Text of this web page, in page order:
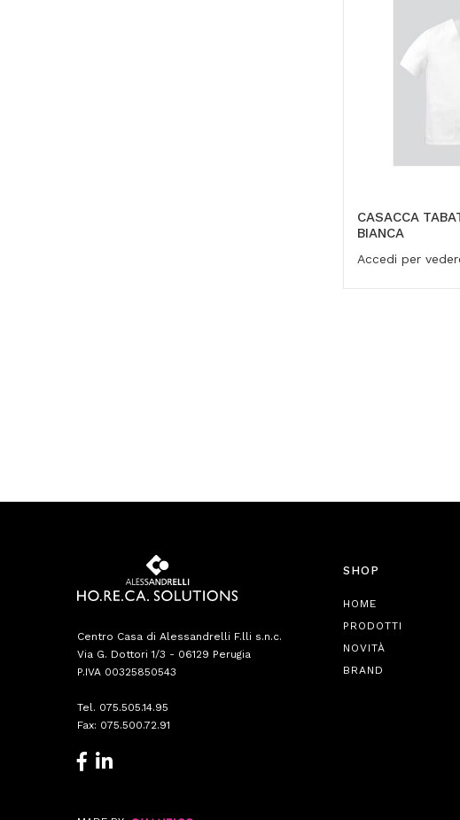
CASACCA
BIANCA
Accedi per
Centro Casa di Alessandrelli F.lli s.n.c.
Via G. Dottori 1/3 - 06129 Perugia
P.IVA 00325850543
Tel. 075.505.14.95
Fax: 075.500.72.91
SHOP
HOME
PRODOTTI
NOVITÀ
BRAND